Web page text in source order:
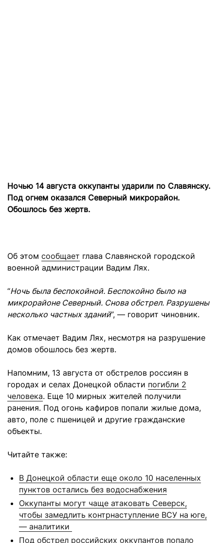
Ночью 14 августа оккупанты ударили по Славянску.
Под огнем оказался Северный микрорайон.
Обошлось без жертв.
Об этом сообщает глава Славянской городской
военной администрации Вадим Лях.
“Ночь была беспокойной. Беспокойно было на
микрорайоне Северный. Снова обстрел. Разрушены
несколько частных зданий”, — говорит чиновник.
Как отмечает Вадим Лях, несмотря на разрушение
домов обошлось без жертв.
Напомним, 13 августа от обстрелов россиян в
городах и селах Донецкой области погибли 2
человека. Еще 10 мирных жителей получили
ранения. Под огонь кафиров попали жилые дома,
авто, поле с пшеницей и другие гражданские
объекты.
Читайте также:
В Донецкой области еще около 10 населенных
пунктов остались без водоснабжения
Оккупанты могут чаще атаковать Северск,
чтобы замедлить контрнаступление ВСУ на юге,
— аналитики
Под обстрел российских оккупантов попало